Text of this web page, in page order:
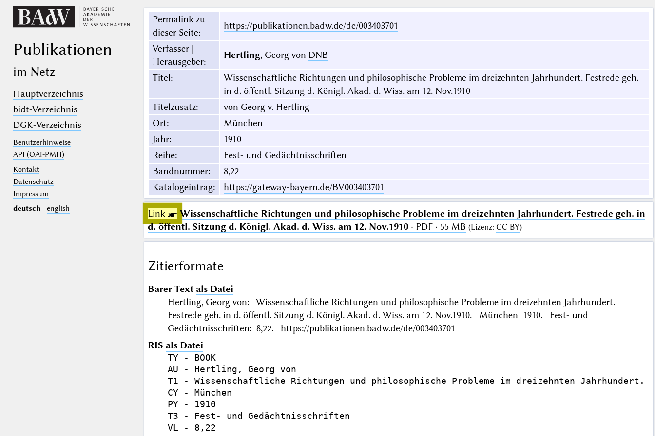
Publikationen
im Netz
Hauptverzeichnis
bidt-Verzeichnis
DGK-Verzeichnis
Benutzerhinweise
API (OAI-PMH)
Kontakt
Datenschutz
Impressum
deutsch
english
Permalink zu
dieser Seite:
https://publikationen.badw.de/de/003403701
Verfasser |
Herausgeber:
Hertling, Georg von DNB
Titel:
Wissenschaftliche Richtungen und philosophische Probleme im dreizehnten Jahrhundert. Festrede geh.
in d. öffentl. Sitzung d. Königl. Akad. d. Wiss. am 12. Nov.1910
Titelzusatz:
von Georg v. Hertling
Ort:
München
Jahr:
1910
Reihe:
Fest- und Gedächtnisschriften
Bandnummer:
8,22
Katalogeintrag: https://gateway-bayern.de/BV003403701
Link ☛ Wissenschaftliche Richtungen und philosophische Probleme im dreizehnten Jahrhundert. Festrede geh. in
d. öffentl. Sitzung d. Königl. Akad. d. Wiss. am 12. Nov.1910· PDF · 55 MB (Lizenz: CC BY)
Zitierformate
Barer Text als Datei
Hertling, Georg von: Wissenschaftliche Richtungen und philosophische Probleme im dreizehnten Jahrhundert.
Festrede geh. in d. öffentl. Sitzung d. Königl. Akad. d. Wiss. am 12. Nov.1910. München 1910. Fest- und
Gedächtnisschriften: 8,22. https://publikationen.badw.de/de/003403701
RIS als Datei
TY - BOOK
AU - Hertling, Georg von
T1 - Wissenschaftliche Richtungen und philosophische Probleme im dreizehnten
CY - München
PY - 1910
T3 - Fest- und Gedächtnisschriften
VL - 8,22